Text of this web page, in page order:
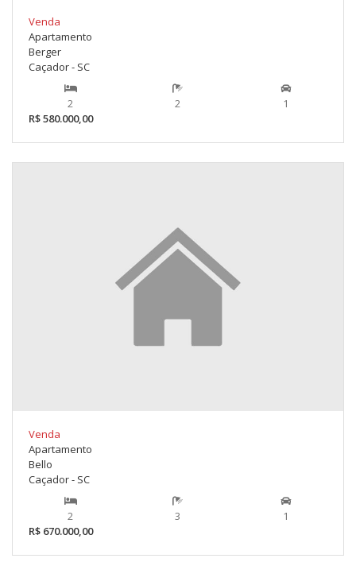
Venda
Apartamento
Berger
Caçador - SC
2 2
1
R$ 580.000,00
Venda
Apartamento
Bello
Caçador - SC
2 3
1
R$ 670.000,00